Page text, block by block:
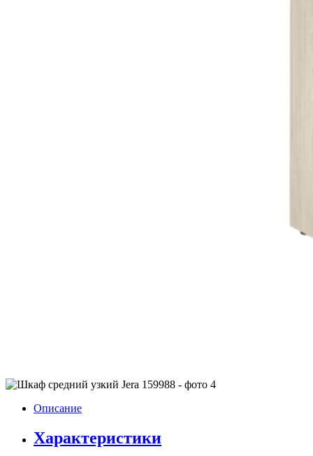
Описание
Характеристики